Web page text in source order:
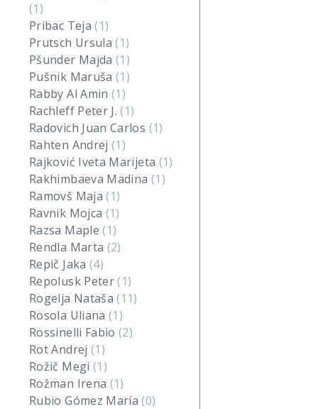
(1)
Pribac Teja(1)
Prutsch Ursula(1)
Pšunder Majda(1)
Pušnik Maruša(1)
Rabby Al Amin(1)
Rachleff Peter J.(1)
Radovich Juan Carlos (1)
Rahten Andrej(1)
Rajković Iveta Marijeta (1)
Rakhimbaeva Madina (1)
Ramovš Maja(1)
Ravnik Mojca (1)
Razsa Maple(1)
Rendla Marta (2)
Repič Jaka (4)
Repolusk Peter(1)
Rogelja Nataša(11)
Rosola Uliana(1)
Rossinelli Fabio(2)
Rot Andrej (1)
Rožič Megi (1)
Rožman Irena (1)
Rubio Gómez María(0)